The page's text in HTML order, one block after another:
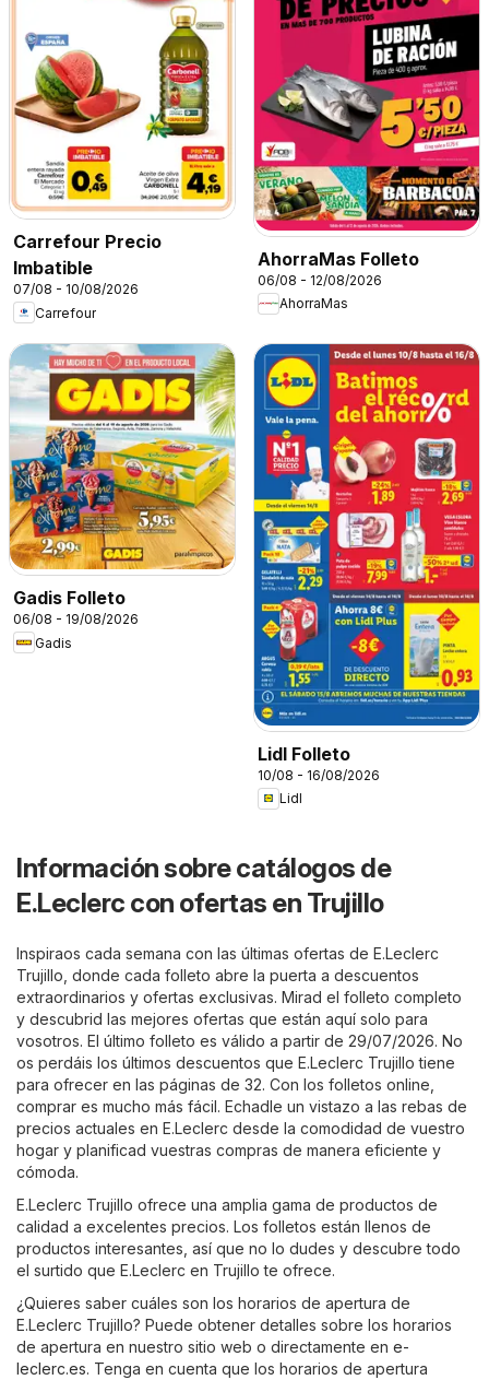
Carrefour Precio
Imbatible
07/08 - 10/08/2026
Carrefour
AhorraMas Folleto
06/08 - 12/08/2026
AhorraMas
Gadis Folleto
06/08 - 19/08/2026
Gadis
Lidl Folleto
10/08 - 16/08/2026
Lidl
Información sobre catálogos de
E.Leclerc con ofertas en Trujillo
Inspiraos cada semana con las últimas ofertas de E.Leclerc
Trujillo, donde cada folleto abre la puerta a descuentos
extraordinarios y ofertas exclusivas. Mirad el folleto completo
y descubrid las mejores ofertas que están aquí solo para
vosotros. El último folleto es válido a partir de 29/07/2026. No
os perdáis los últimos descuentos que E.Leclerc Trujillo tiene
para ofrecer en las páginas de 32. Con los folletos online,
comprar es mucho más fácil. Echadle un vistazo a las rebas de
precios actuales en E.Leclerc desde la comodidad de vuestro
hogar y planificad vuestras compras de manera eficiente y
cómoda.
E.Leclerc Trujillo ofrece una amplia gama de productos de
calidad a excelentes precios. Los folletos están llenos de
productos interesantes, así que no lo dudes y descubre todo
el surtido que E.Leclerc en Trujillo te ofrece.
¿Quieres saber cuáles son los horarios de apertura de
E.Leclerc Trujillo? Puede obtener detalles sobre los horarios
de apertura en nuestro sitio web o directamente en e-
leclerc.es. Tenga en cuenta que los horarios de apertura